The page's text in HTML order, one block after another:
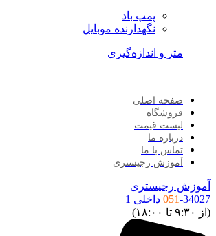
پمپ باد
نگهدارنده موبایل
متر و اندازه‌گیری
صفحه اصلی
فروشگاه
لیست قیمت
درباره ما
تماس با ما
آموزش رجیستری
رجیستری
051داخلی 1
تا ۱۸:۰۰)